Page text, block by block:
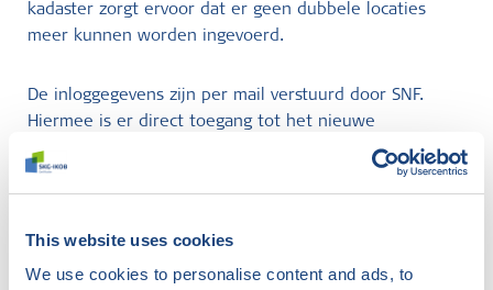
This website uses cookies
We use cookies to personalise content and ads, to
kadaster zorgt ervoor dat er geen dubbele locaties
meer kunnen worden ingevoerd.
De inloggegevens zijn per mail verstuurd door SNF.
Hiermee is er direct toegang tot het nieuwe
locatieregister. Naast een locatieoverzicht wordt het
nieuwe locatieregister tevens de basis van de
opmerkingen, corrigerende maatregelen e.d. worden